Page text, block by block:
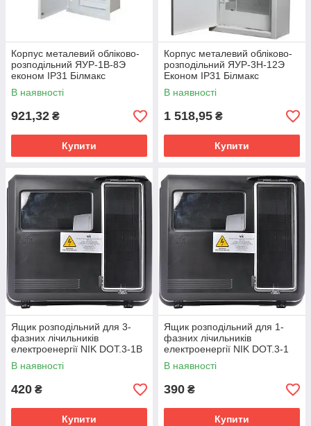
Корпус металевий обліково-
розподільний ЯУР-1В-8Э
економ IP31 Білмакс
В наявності
921,32 ₴
Купити
Корпус металевий обліково-
розподільний ЯУР-3Н-12Э
Економ IP31 Білмакс
В наявності
1 518,95 ₴
Купити
Ящик розподільний для 3-
фазних лічильників
електроенергії NIK DOT.3-1B
IP54
В наявності
420 ₴
Купити
Ящик розподільний для 1-
фазних лічильників
електроенергії NIK DOT.3-1
IP54
В наявності
390 ₴
Купити